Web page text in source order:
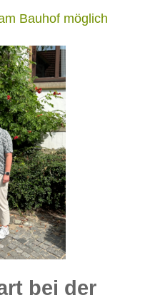
Bauhof möglich
bei der